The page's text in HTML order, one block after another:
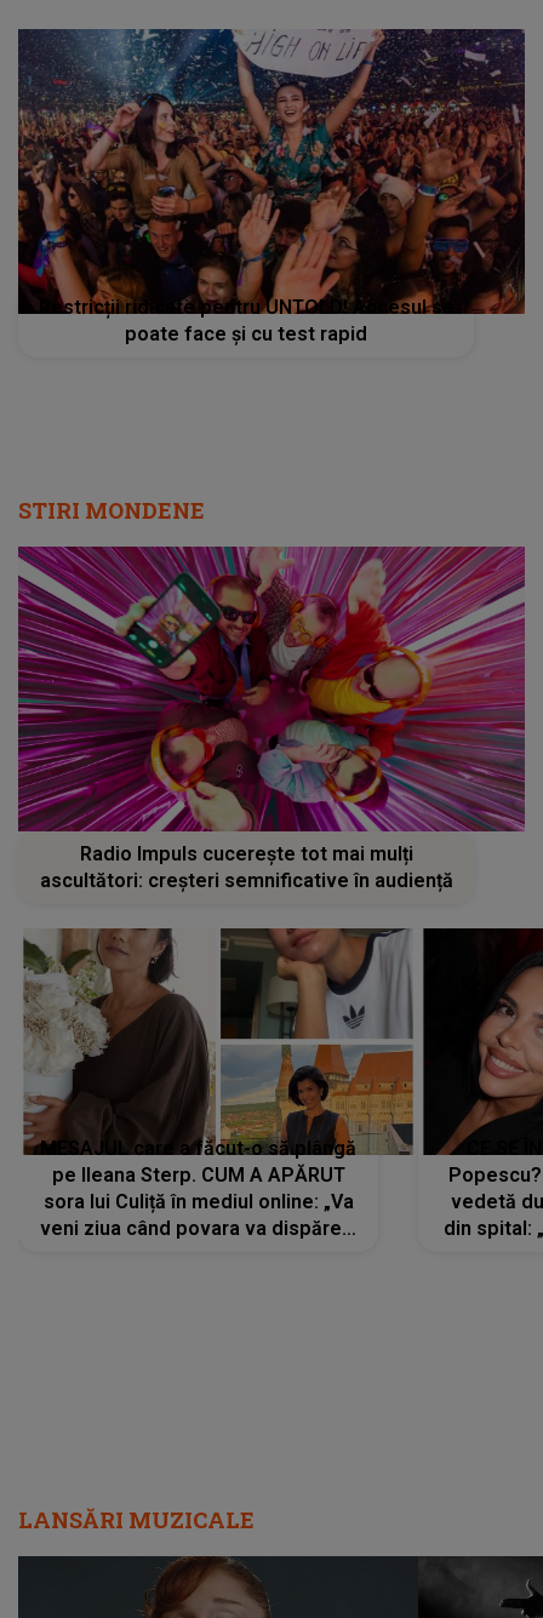
Restricții ridicate pentru UNTOLD! Accesul se
poate face și cu test rapid
STIRI MONDENE
Radio Impuls cucerește tot mai mulți
ascultători: creșteri semnificative în audiență
MESAJUL care a făcut-o să plângă
pe Ileana Sterp. CUM A APĂRUT
sora lui Culiță în mediul online: „Va
veni ziua când povara va dispărea,
vedetă
din spital:
LANSĂRI MUZICALE